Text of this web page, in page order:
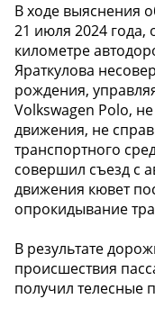
В ходе выяснения
21 июля 2024 года,
километре
Яраткулова
рождения,
Volkswagen Polo,
движения, не
транспортного
совершил съезд с
движения кювет
опрокидывание
В результате
происшествия
получил телесные